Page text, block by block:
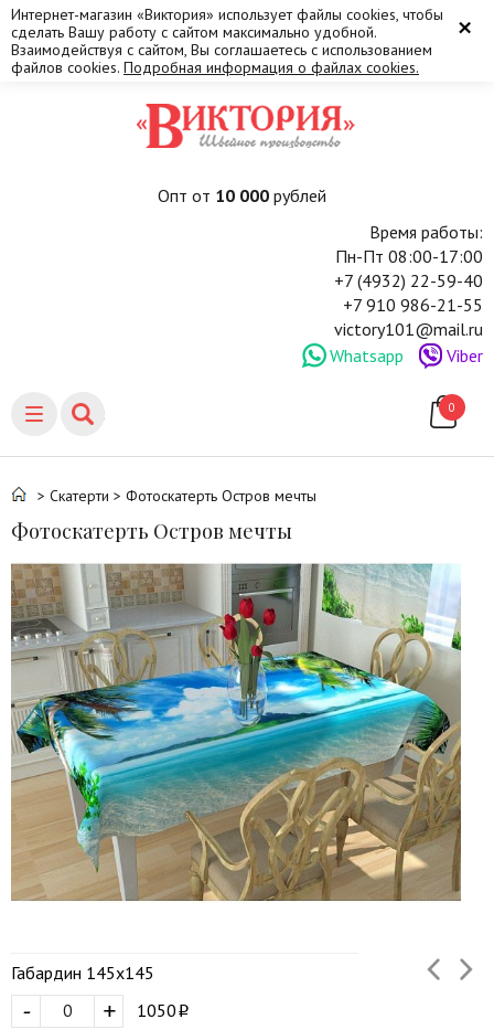
×
Интернет-магазин «Виктория» использует файлы cookies, чтобы
сделать Вашу работу с сайтом максимально удобной.
Взаимодействуя с сайтом, Вы соглашаетесь с использованием
файлов cookies. Подробная информация о файлах cookies.
Опт от 10 000рублей
Время работы:
Пн-Пт 08:00-17:00
+7 (4932) 22-59-40
+7 910 986-21-55
victory101@mail.ru
Whatsapp
Viber
0
> Скатерти > Фотоскатерть Остров мечты
Фотоскатерть Остров мечты
Габардин 145х145
+
-
1050